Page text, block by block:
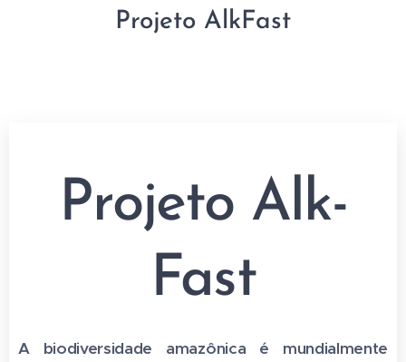
Projeto AlkFast
Projeto Alk-
Fast
A biodiversidade amazônica é mundialmente